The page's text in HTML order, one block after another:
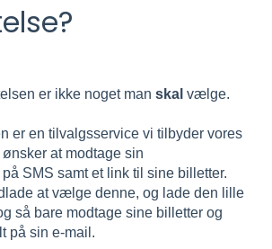
er ikke noget man skal vælge.
er en tilvalgsservice vi tilbyder vores
at modtage sin
SMS samt et link til sine billetter.
at vælge denne, og lade den lille
så bare modtage sine billetter og
på sin e-mail.